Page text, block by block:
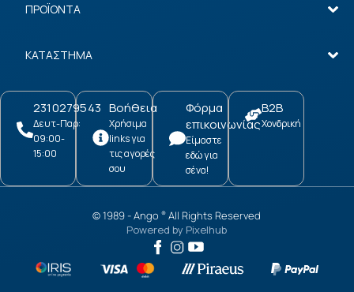
ΠΡΟΪΟΝΤΑ
ΚΑΤΑΣΤΗΜΑ
2310279543
Δευτ-Παρ:
09:00-
15:00
Βοήθεια
Χρήσιμα
links για
τις αγορές
σου
Φόρμα
επικοινωνίας
Είμαστε
εδώ για
σένα!
B2B
Χονδρική
© 1989 -Ango® All Rights Reserved
Powered by Pixelhub